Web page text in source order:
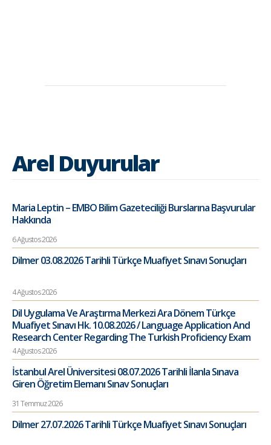
Arel Duyurular
Maria Leptin – EMBO Bilim Gazeteciliği Burslarına Başvurular
Hakkında
6 Ağustos 2026
Dilmer 03.08.2026 Tarihli Türkçe Muafiyet Sınavı Sonuçları
4 Ağustos 2026
Dil Uygulama Ve Araştırma Merkezi Ara Dönem Türkçe
Muafiyet Sınavı Hk. 10.08.2026 / Language Application And
Research Center Regarding The Turkish Proficiency Exam
4 Ağustos 2026
İstanbul Arel Üniversitesi 08.07.2026 Tarihli İlanla Sınava
Giren Öğretim Elemanı Sınav Sonuçları
31 Temmuz 2026
Dilmer 27.07.2026 Tarihli Türkçe Muafiyet Sınavı Sonuçları